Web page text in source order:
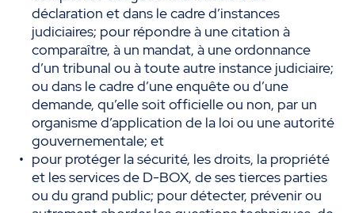
déclaration et dans le cadre d’instances
judiciaires; pour répondre à une citation à
comparaître, à un mandat, à une ordonnance
d’un tribunal ou à toute autre instance judiciaire;
ou dans le cadre d’une enquête ou d’une
demande, qu’elle soit officielle ou non, par un
organisme d’application de la loi ou une autorité
gouvernementale; et
pour protéger la sécurité, les droits, la propriété
et les services de D-BOX, de ses tierces parties
ou du grand public; pour détecter, prévenir ou